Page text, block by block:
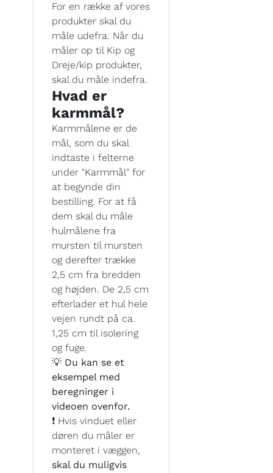
For en række af vores
produkter skal du
måle udefra. Når du
måler op til Kip og
Dreje/kip produkter,
skal du måle indefra.
Hvad er
karmmål?
Karmmålene er de
mål, som du skal
indtaste i felterne
under "Karmmål" for
at begynde din
bestilling. For at få
dem skal du måle
hulmålene fra
mursten til mursten
og derefter trække
2,5 cm fra bredden
og højden. De 2,5 cm
efterlader et hul hele
vejen rundt på ca.
1,25 cm til isolering
og fuge.
💡 Du kan se et
eksempel med
beregninger i
videoen ovenfor.
❗ Hvis vinduet eller
døren du måler er
monteret i væggen,
skal du muligvis